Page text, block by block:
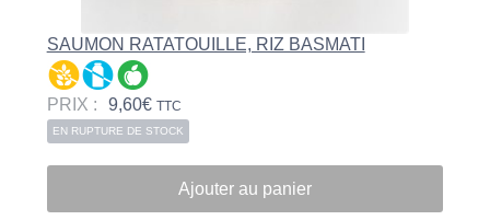
SAUMON RATATOUILLE, RIZ BASMATI
PRIX : 9,60€ TTC
EN RUPTURE DE STOCK
Ajouter au panier